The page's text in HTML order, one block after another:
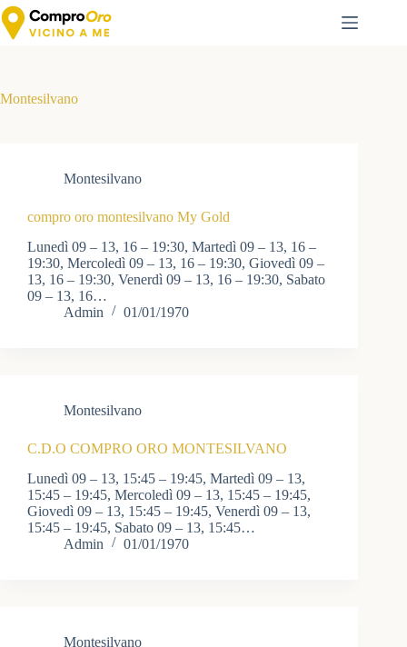
Salta
al
contenuto
Montesilvano
Montesilvano
compro oro montesilvano My Gold
Lunedì 09 – 13, 16 – 19:30, Martedì 09 – 13, 16 –
19:30, Mercoledì 09 – 13, 16 – 19:30, Giovedì 09 –
13, 16 – 19:30, Venerdì 09 – 13, 16 – 19:30, Sabato
09 – 13, 16…
Admin
01/01/1970
Montesilvano
C.D.O COMPRO ORO MONTESILVANO
Lunedì 09 – 13, 15:45 – 19:45, Martedì 09 – 13,
15:45 – 19:45, Mercoledì 09 – 13, 15:45 – 19:45,
Giovedì 09 – 13, 15:45 – 19:45, Venerdì 09 – 13,
15:45 – 19:45, Sabato 09 – 13, 15:45…
Admin
01/01/1970
Montesilvano